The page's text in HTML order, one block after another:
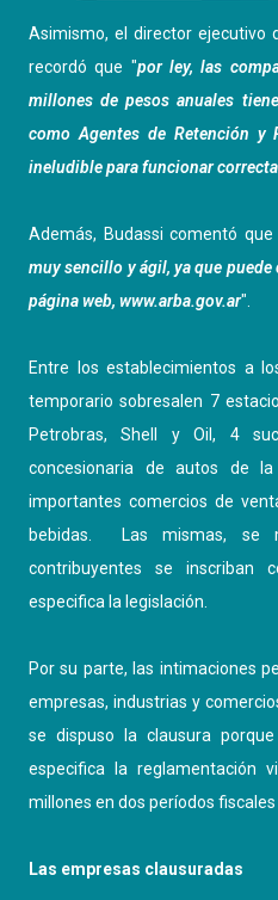
Asimismo, el director ejecutivo
recordó que "por ley, las
millones de pesos anuales
como Agentes de Retención y
ineludible para funcionar
Además, Budassi comentó que
muy sencillo y ágil, ya que
página web, www.arba.gov.ar".
Entre los establecimientos a
temporario sobresalen 7
Petrobras, Shell y Oil, 4
concesionaria de autos de
importantes comercios de
bebidas. Las mismas, se
contribuyentes se inscriban
especifica la legislación.
Por su parte, las intimaciones
empresas, industrias y
se dispuso la clausura
especifica la reglamentación
millones en dos períodos fiscales
Las empresas clausuradas